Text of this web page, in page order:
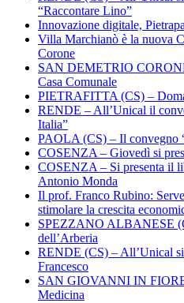
“Raccontare Lino”
Innovazione digitale,
Villa Marchianò è la nuova
Corone
SAN DEMETRIO
Casa Comunale
PIETRAFITTA (CS) –
RENDE – All’Unical il
Italia”
PAOLA (CS) – Il convegno
COSENZA – Giovedì si
COSENZA – Si presenta il
Antonio Monda
Il prof. Franco Rubino:
stimolare la crescita
SPEZZANO ALBANESE
dell’Arberia
RENDE (CS) – All’Unical
Francesco
SAN GIOVANNI IN
Medicina